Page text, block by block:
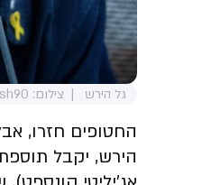
גל הירש צילום: Oren Ben Hakoon/Flash90
החטופים חזרו,
הירש, יקבל